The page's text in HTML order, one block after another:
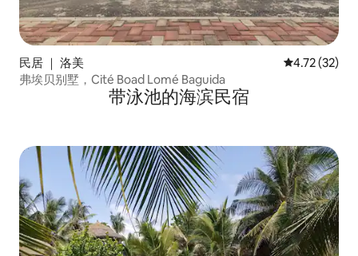
民居 ｜ 洛美 平均评分
4.72 (32)
弗埃贝别墅，Cité Boad Lomé Baguida
带泳池的海滨民宿